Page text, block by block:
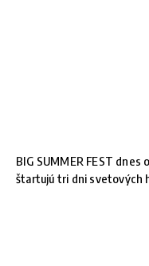
BIG SUMMER FEST
štartujú tri dni svetových